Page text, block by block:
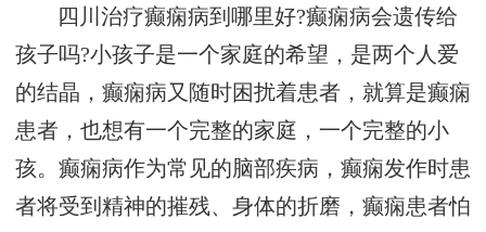
四川治疗癫痫病到哪里好?癫痫病会遗传给
孩子吗?小孩子是一个家庭的希望，是两个人爱
的结晶，癫痫病又随时困扰着患者，就算是癫痫
患者，也想有一个完整的家庭，一个完整的小
孩。癫痫病作为常见的脑部疾病，癫痫发作时患
者将受到精神的摧残、身体的折磨，癫痫患者怕